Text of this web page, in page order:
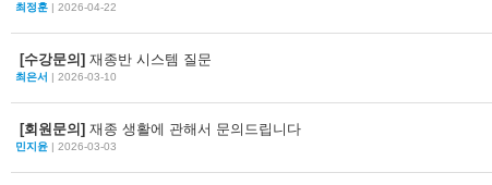
최정훈 | 2026-04-22
[수강문의] 재종반 시스템 질문
최은서 | 2026-03-10
[회원문의] 재종 생활에 관해서 문의드립니다
민지윤 | 2026-03-03